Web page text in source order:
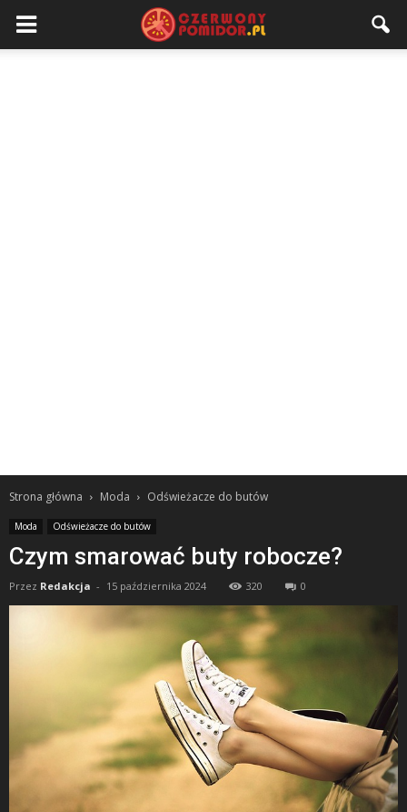
Strona główna Moda Odświeżacze do butów
Moda Odświeżacze do butów
Czym smarować buty robocze?
Przez Redakcja - 15 października 2024 320 0